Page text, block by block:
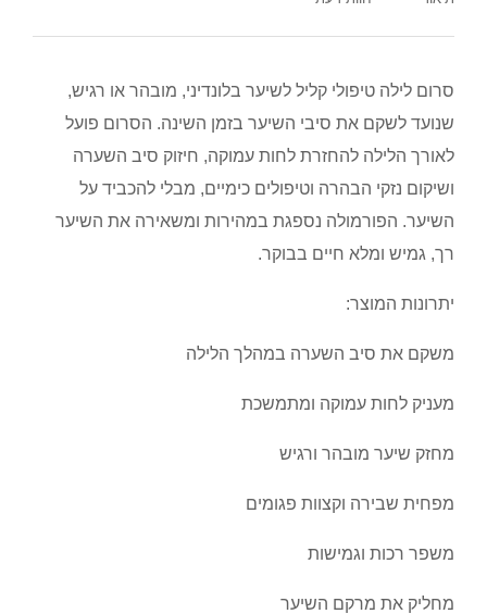
סרום לילה טיפולי קליל לשיער בלונדיני, מובהר או רגיש,
שנועד לשקם את סיבי השיער בזמן השינה. הסרום פועל
לאורך הלילה להחזרת לחות עמוקה, חיזוק סיב השערה
ושיקום נזקי הבהרה וטיפולים כימיים, מבלי להכביד על
השיער. הפורמולה נספגת במהירות ומשאירה את השיער
רך, גמיש ומלא חיים בבוקר.
יתרונות המוצר:
משקם את סיב השערה במהלך הלילה
מעניק לחות עמוקה ומתמשכת
מחזק שיער מובהר ורגיש
מפחית שבירה וקצוות פגומים
משפר רכות וגמישות
מחליק את מרקם השיער